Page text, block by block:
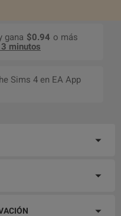
gana $0.94 o más
minutos
Sims 4 en EA App